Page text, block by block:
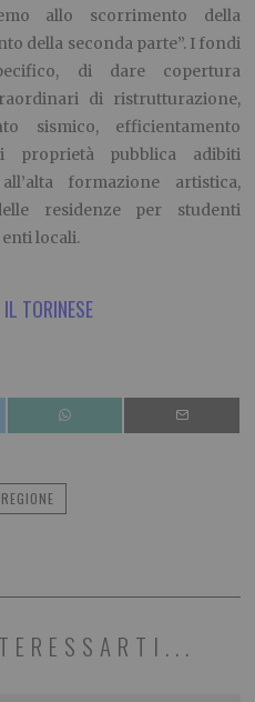
allo scorrimento della
della seconda parte”. I fondi
di dare copertura
di ristrutturazione,
sismico, efficientamento
proprietà pubblica adibiti
formazione artistica,
residenze per studenti
locali.
IL TORINESE